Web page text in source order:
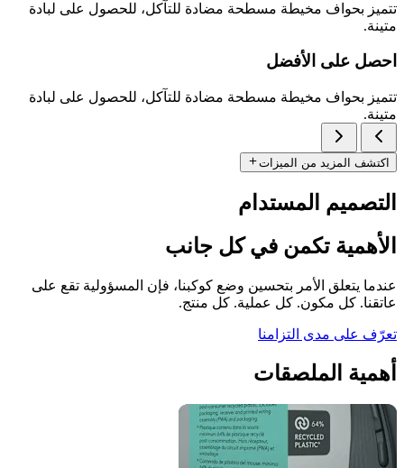
تتميز بحواف مخيطة مسطحة مضادة للتآكل، للحصول على لبادة
متينة.
احصل على الأفضل
تتميز بحواف مخيطة مسطحة مضادة للتآكل، للحصول على لبادة
متينة.
اكتشف المزيد من الميزات
التصميم المستدام
الأهمية تكمن في كل جانب
عندما يتعلق الأمر بتحسين وضع كوكبنا، فإن المسؤولية تقع على
عاتقنا. كل مكون. كل عملية. كل منتج.
تعرّف على مدى التزامنا
أهمية الملصقات